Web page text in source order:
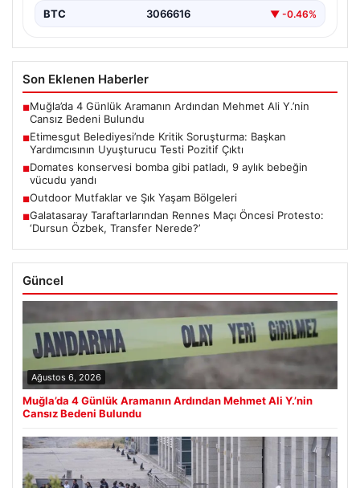
BTC 3066616 ▼ -0.46%
Son Eklenen Haberler
■Muğla’da 4 Günlük Aramanın Ardından Mehmet Ali Y.’nin
Cansız Bedeni Bulundu
■Etimesgut Belediyesi’nde Kritik Soruşturma: Başkan
Yardımcısının Uyuşturucu Testi Pozitif Çıktı
■Domates konservesi bomba gibi patladı, 9 aylık bebeğin
vücudu yandı
■Outdoor Mutfaklar ve Şık Yaşam Bölgeleri
■Galatasaray Taraftarlarından Rennes Maçı Öncesi Protesto:
‘Dursun Özbek, Transfer Nerede?’
Güncel
Ağustos 6, 2026
Muğla’da 4 Günlük Aramanın Ardından Mehmet Ali Y.’nin
Cansız Bedeni Bulundu